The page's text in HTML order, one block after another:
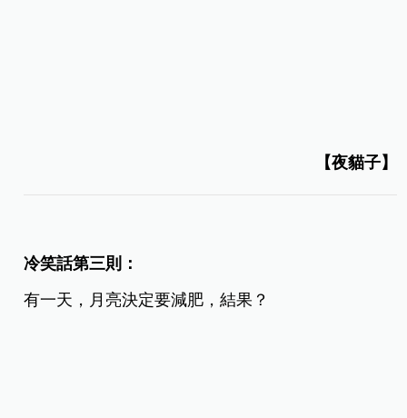
【夜貓子】
冷笑話第三則：
有一天，月亮決定要減肥，結果？